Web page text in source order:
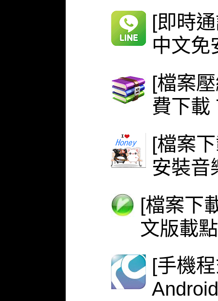
[即時
中文免
[檔案
費下載
[檔案
安裝音
[檔案下
文版載點
[手機
Android